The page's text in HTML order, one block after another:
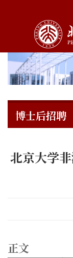
博士后招聘
北京大学
正文